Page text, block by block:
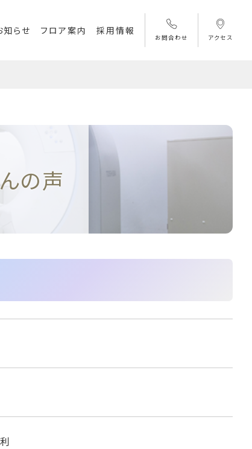
知らせ フロア案内 採用情報
お問合わせ アクセス
の声